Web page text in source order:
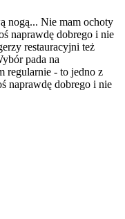
nogą... Nie mam ochoty
naprawdę dobrego i nie
restauracyjni też
pada na
regularnie - to jedno z
naprawdę dobrego i nie